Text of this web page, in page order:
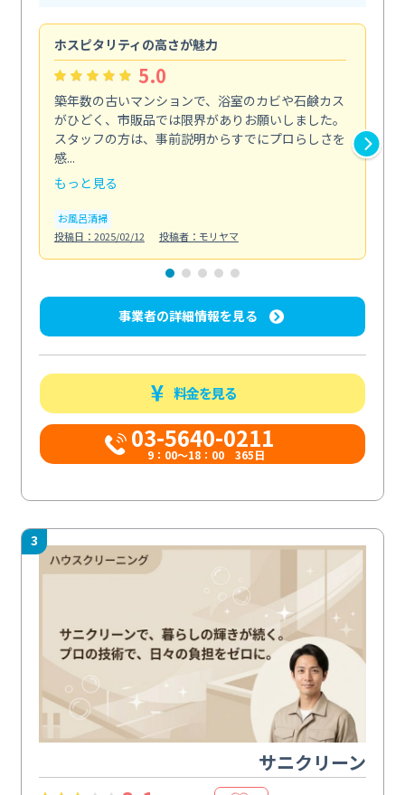
ホスピタリティの高さが魅力
5.0
築年数の古いマンションで、浴室のカビや石鹸カス
がひどく、市販品では限界がありお願いしました。
スタッフの方は、事前説明からすでにプロらしさを
感...
もっと見る
お風呂清掃
投稿日：2025/02/12
投稿者：モリヤマ
事業者の詳細情報を見る
料金を見る
03-5640-0211
9：00～18：00 365日
3
サニクリーン